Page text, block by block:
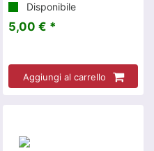
Disponibile
5,00 € *
Aggiungi al carrello